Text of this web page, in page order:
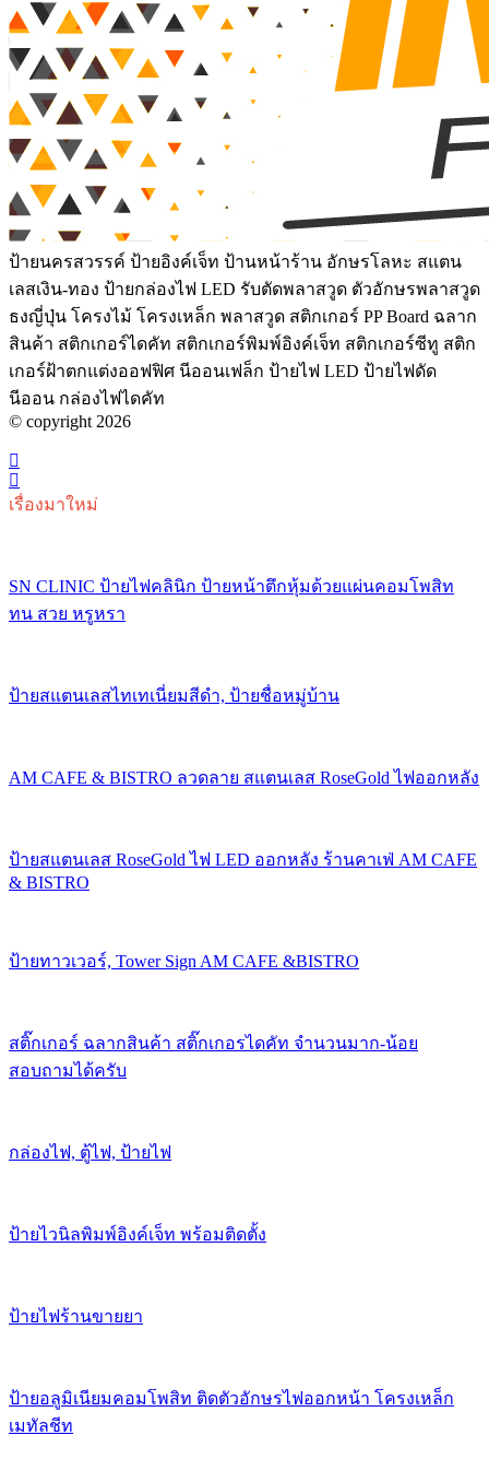
ป้ายนครสวรรค์ ป้ายอิงค์เจ็ท ป้านหน้าร้าน อักษรโลหะ สแตน
เลสเงิน-ทอง ป้ายกล่องไฟ LED รับตัดพลาสวูด ตัวอักษรพลาสวูด
ธงญี่ปุ่น โครงไม้ โครงเหล็ก พลาสวูด สติกเกอร์ PP Board ฉลาก
สินค้า สติกเกอร์ไดคัท สติกเกอร์พิมพ์อิงค์เจ็ท สติกเกอร์ซีทู สติก
เกอร์ฝ้าตกแต่งออฟฟิศ นีออนเฟล็ก ป้ายไฟ LED ป้ายไฟดัด
นีออน กล่องไฟไดคัท
© copyright 2026
เรื่องมาใหม่
SN CLINIC ป้ายไฟคลินิก ป้ายหน้าตึกหุ้มด้วยแผ่นคอมโพสิท
ทน สวย หรูหรา
ป้ายสแตนเลสไทเทเนี่ยมสีดำ, ป้ายชื่อหมู่บ้าน
AM CAFE & BISTRO ลวดลาย สแตนเลส RoseGold ไฟออกหลัง
ป้ายสแตนเลส RoseGold ไฟ LED ออกหลัง ร้านคาเฟ่ AM CAFE
& BISTRO
ป้ายทาวเวอร์, Tower Sign AM CAFE &BISTRO
สติ๊กเกอร์ ฉลากสินค้า สติ๊กเกอรไดคัท จำนวนมาก-น้อย
สอบถามได้ครับ
กล่องไฟ, ตู้ไฟ, ป้ายไฟ
ป้ายไวนิลพิมพ์อิงค์เจ็ท พร้อมติดตั้ง
ป้ายไฟร้านขายยา
ป้ายอลูมิเนียมคอมโพสิท ติดตัวอักษรไฟออกหน้า โครงเหล็ก
เมทัลชีท